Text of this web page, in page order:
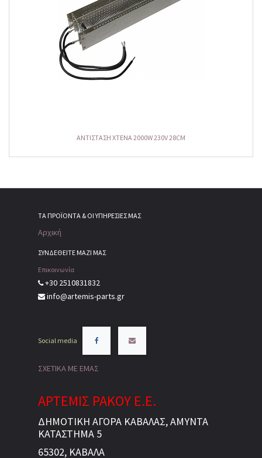
ΑΝΤΙΣΤΑΣΗ ΧΤΕΝΑ 2000W 230V 28CM
ΤΑ ΠΡΟΪΌΝΤΑ & ΟΙ ΥΠΗΡΕΣΊΕΣ ΜΑΣ
Αρχική
ΣΥΝΔΕΘΕΙΤΕ ΜΑΖΙ ΜΑΣ
Επικοινωνία
+30 2510831832
info@artemis-parts.gr
Social media
ΣΧΕΤΙΚΑ ΜΕ ΕΜΑΣ
ΑΡΤΕΜΙΣ ΡΑΚΟΥ Ε.Ε.
ΔΗΜΟΤΙΚΗ ΑΓΟΡΑ ΚΑΒΑΛΑΣ, ΑΜΥΝΤΑ
ΚΑΤΑΣΤΗΜΑ 5
65302, ΚΑΒΑΛΑ